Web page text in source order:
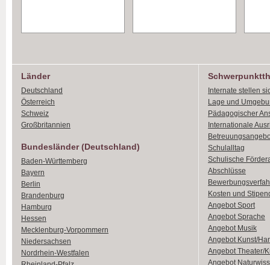
Länder
Deutschland
Österreich
Schweiz
Großbritannien
Bundesländer (Deutschland)
Baden-Württemberg
Bayern
Berlin
Brandenburg
Hamburg
Hessen
Mecklenburg-Vorpommern
Niedersachsen
Nordrhein-Westfalen
Internate stellen
Lage und
Pädagogischer
Internationale
Schulalltag
Schulische
Abschlüsse
Kosten und
Angebot Sport
Angebot Sprache
Angebot Musik
Angebot Kunst/
Angebot Theater/
Angebot